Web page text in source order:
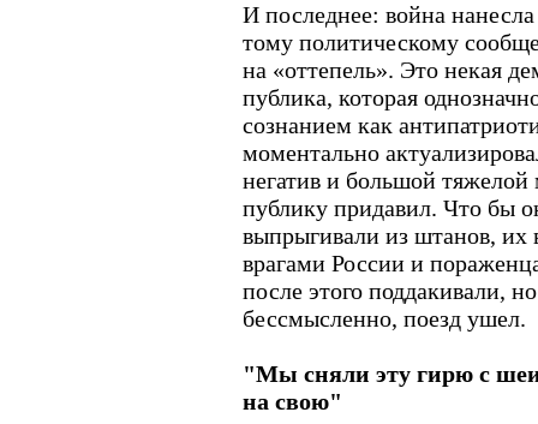
И последнее: война
тому политическому
на «оттепель». Это некая
публика, которая
сознанием как
моментально
негатив и большой
публику придавил. Что бы
выпрыгивали из штанов, их
врагами России и
после этого поддакивали,
бессмысленно, поезд ушел.
"Мы сняли эту гирю с
на свою"